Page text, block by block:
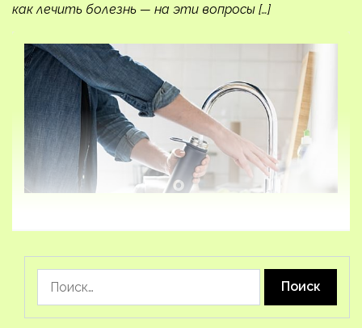
как лечить болезнь — на эти вопросы […]